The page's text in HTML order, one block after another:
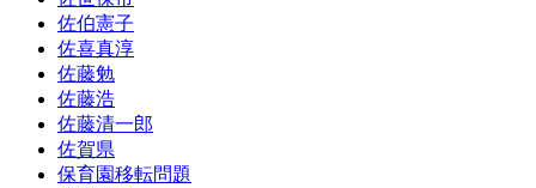
佐伯憲子
佐喜真淳
佐藤勉
佐藤浩
佐藤清一郎
佐賀県
保育園移転問題